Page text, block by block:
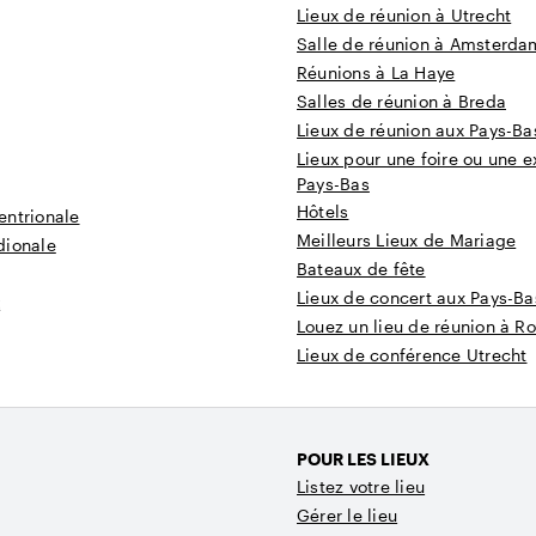
Lieux de réunion à Utrecht
Salle de réunion à
Réunions à La Haye
Salles de réunion à Breda
Lieux de réunion aux Pays-
Lieux pour une foire ou une
Pays-Bas
Hôtels
Meilleurs Lieux de Mariage
Bateaux de fête
Lieux de concert aux Pays-
Louez un lieu de réunion à
Lieux de conférence Utrecht
POUR LES LIEUX
Listez votre lieu
Gérer le lieu